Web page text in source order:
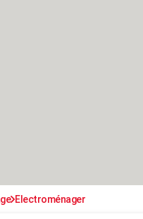
Electroménager